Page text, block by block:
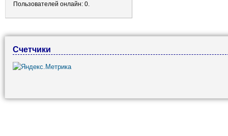
Пользователей онлайн: 0.
Счетчики